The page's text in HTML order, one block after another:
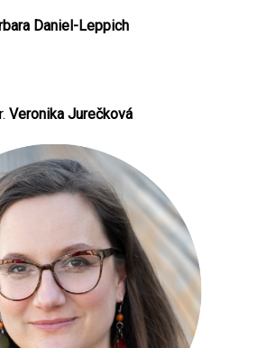
Daniel-Leppich
Veronika Jurečková